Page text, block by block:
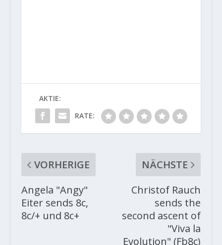
AKTIE:
RATE:
VORHERIGE
Angela "Angy"
Eiter sends 8c,
8c/+ und 8c+
NÄCHSTE
Christof Rauch
sends the
second ascent of
"Viva la
Evolution" (Fb8c)